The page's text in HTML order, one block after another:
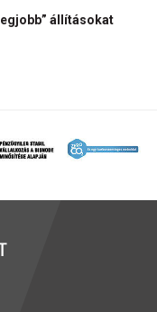
állításokat